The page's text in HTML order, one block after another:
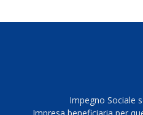
Impegno Sociale